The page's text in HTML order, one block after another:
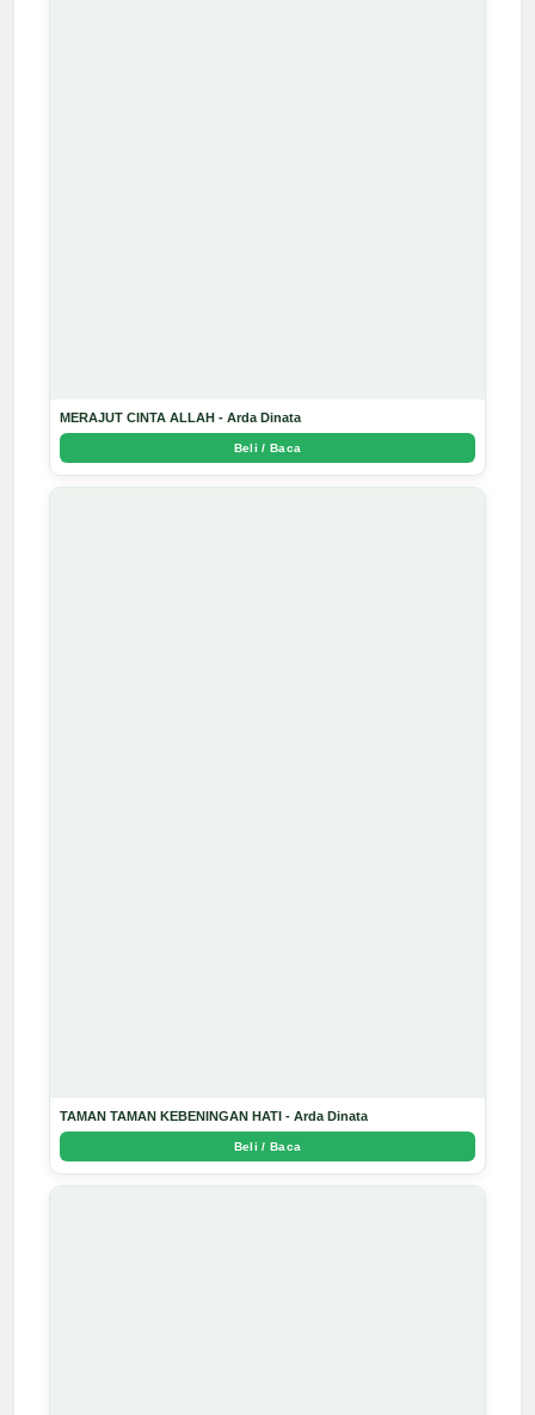
MERAJUT CINTA ALLAH - Arda Dinata
Beli / Baca
TAMAN TAMAN KEBENINGAN HATI - Arda Dinata
Beli / Baca